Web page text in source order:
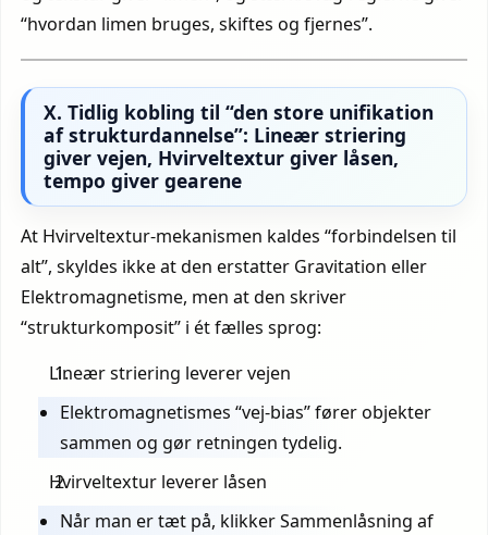
“hvordan limen bruges, skiftes og fjernes”.
X. Tidlig kobling til “den store unifikation
af strukturdannelse”: Lineær striering
giver vejen, Hvirveltextur giver låsen,
tempo giver gearene
At Hvirveltextur-mekanismen kaldes “forbindelsen til
alt”, skyldes ikke at den erstatter Gravitation eller
Elektromagnetisme, men at den skriver
“strukturkomposit” i ét fælles sprog:
Lineær striering leverer vejen
Elektromagnetismes “vej-bias” fører objekter
sammen og gør retningen tydelig.
Hvirveltextur leverer låsen
Når man er tæt på, klikker Sammenlåsning af